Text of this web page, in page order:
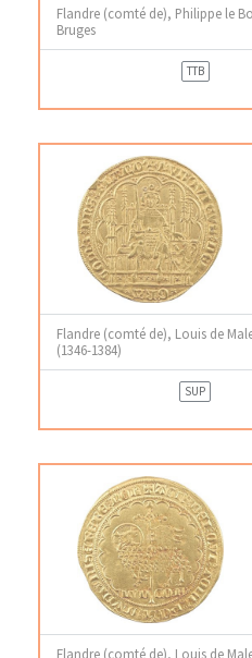
Flandre (comté de), Philippe le
Bruges
TTB
Flandre (comté de), Louis de
(1346-1384)
SUP
Flandre (comté de), Louis de